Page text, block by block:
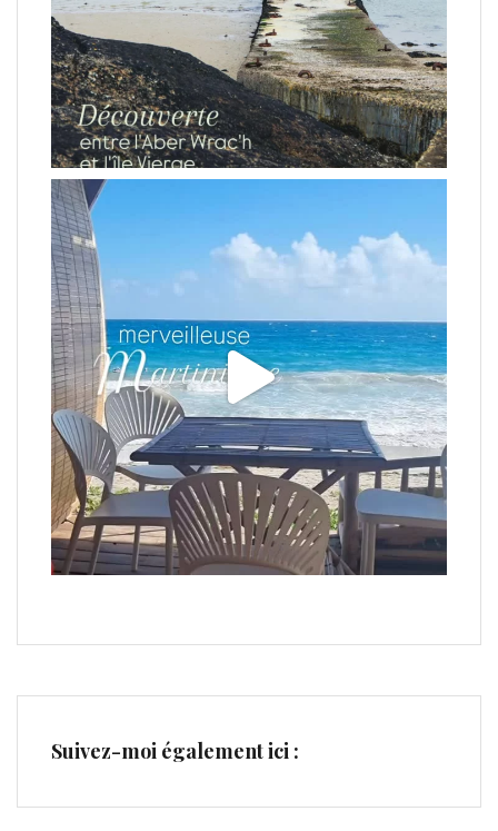
Suivez-moi également ici :